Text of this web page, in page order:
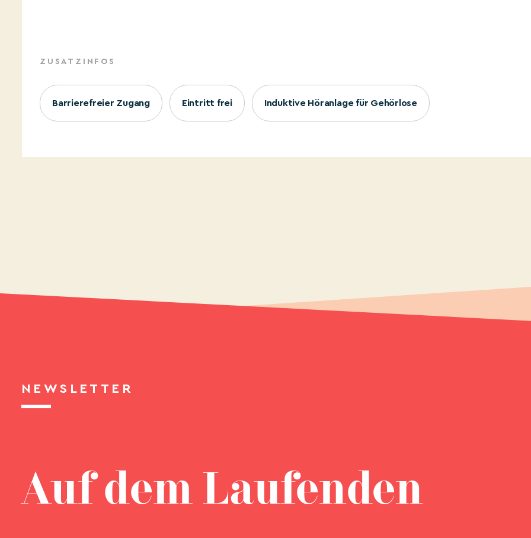
ZUSATZINFOS
Barrierefreier Zugang Eintritt frei Induktive Höranlage für Gehörlose
NEWSLETTER
Auf dem Laufenden